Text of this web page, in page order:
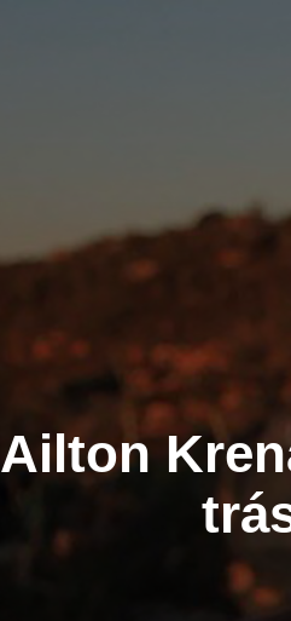
Ailton